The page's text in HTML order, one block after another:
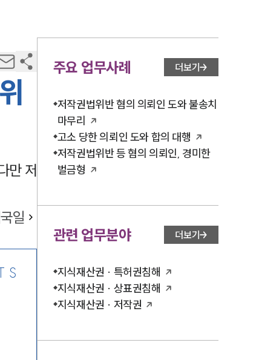
만 저
일
주요 업무사례 더보기
저작권법위반 혐의 의뢰인 도와 불송치
마무리
고소 당한 의뢰인 도와 합의 대행
저작권법위반 등 혐의 의뢰인, 경미한
벌금형
관련 업무분야 더보기
지식재산권 · 특허권침해
지식재산권 · 상표권침해
지식재산권 · 저작권